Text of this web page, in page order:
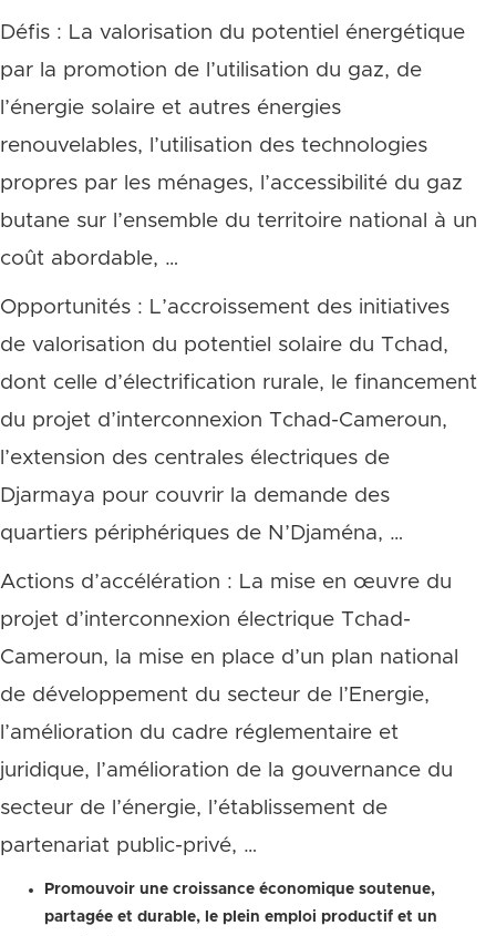
Défis : La valorisation du potentiel énergétique
par la promotion de l’utilisation du gaz, de
l’énergie solaire et autres énergies
renouvelables, l’utilisation des technologies
propres par les ménages, l’accessibilité du gaz
butane sur l’ensemble du territoire national à un
coût abordable, …
Opportunités : L’accroissement des initiatives
de valorisation du potentiel solaire du Tchad,
dont celle d’électrification rurale, le financement
du projet d’interconnexion Tchad-Cameroun,
l’extension des centrales électriques de
Djarmaya pour couvrir la demande des
quartiers périphériques de N’Djaména, …
Actions d’accélération : La mise en œuvre du
projet d’interconnexion électrique Tchad-
Cameroun, la mise en place d’un plan national
de développement du secteur de l’Energie,
l’amélioration du cadre réglementaire et
juridique, l’amélioration de la gouvernance du
secteur de l’énergie, l’établissement de
partenariat public-privé, …
Promouvoir une croissance économique soutenue,
partagée et durable, le plein emploi productif et un